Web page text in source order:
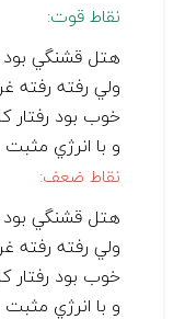
نقاط قوت:
هتل قشنگي بود
ولي رفته
خوب بود رفتار
و با انرژي مثبت
نقاط ضعف:
هتل قشنگي بود
ولي رفته
خوب بود رفتار
و با انرژي مثبت